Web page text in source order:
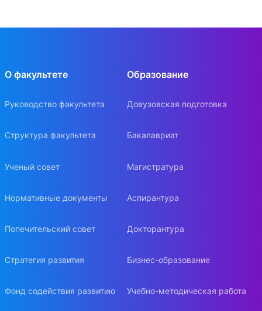
О факультете
Руководство факультета
Структура факультета
Ученый совет
Нормативные документы
Попечительский совет
Стратегия развития
Фонд содействия развитию
Образование
Довузовская подготовка
Бакалавриат
Магистратура
Аспирантура
Докторантура
Бизнес-образование
Учебно-методическая работа